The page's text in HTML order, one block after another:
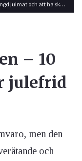
Genom att du prioriterar avslappning, lagom mängd julmat och att ha skoj med nära och kära, kommer du och din mage att må bra i jul. Foto: Getty Images
– 10
julefrid
men den
och